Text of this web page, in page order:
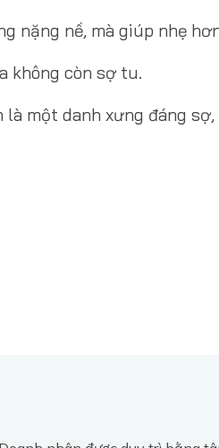
nặng nề, mà giúp nhẹ
không còn sợ tu.
là một danh xưng đáng